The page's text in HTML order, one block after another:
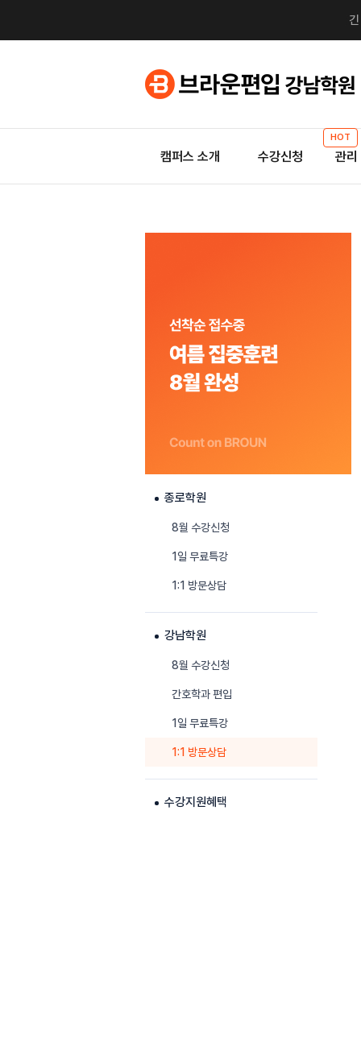
캠퍼스 소개 수강신청 관리
HOT
종로학원
8월 수강신청
1일 무료특강
1:1 방문상담
강남학원
8월 수강신청
간호학과 편입
1일 무료특강
1:1 방문상담
수강지원혜택